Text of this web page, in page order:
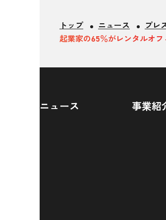
トップ ニュース プレ
起業家の65％がレンタルオ
ニュース 事業紹